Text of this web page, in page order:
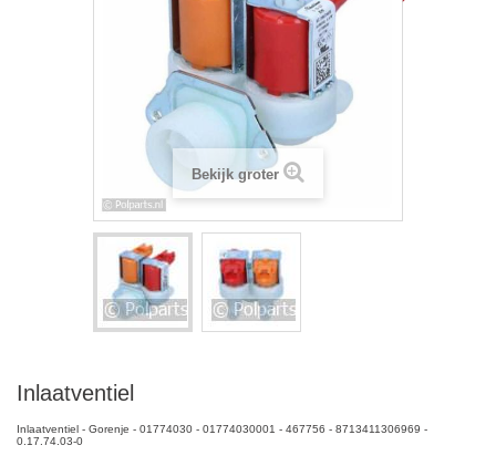
Bekijk groter
Inlaatventiel
Inlaatventiel - Gorenje - 01774030 - 01774030001 - 467756 - 8713411306969 -
0.17.74.03-0